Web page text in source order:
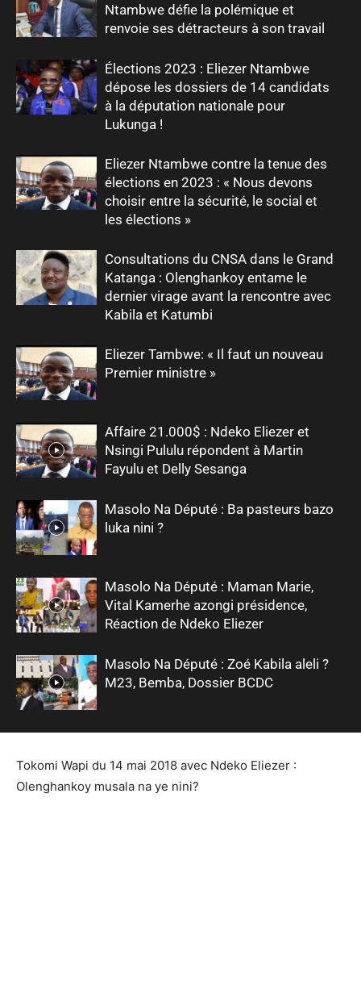
Ntambwe défie la polémique et
renvoie ses détracteurs à son travail
Élections 2023 : Eliezer Ntambwe
dépose les dossiers de 14 candidats
à la députation nationale pour
Lukunga !
Eliezer Ntambwe contre la tenue des
élections en 2023 : « Nous devons
choisir entre la sécurité, le social et
les élections »
Consultations du CNSA dans le Grand
Katanga : Olenghankoy entame le
dernier virage avant la rencontre avec
Kabila et Katumbi
Eliezer Tambwe: « Il faut un nouveau
Premier ministre »
Affaire 21.000$ : Ndeko Eliezer et
Nsingi Pululu répondent à Martin
Fayulu et Delly Sesanga
Masolo Na Député : Ba pasteurs bazo
luka nini ?
Masolo Na Député : Maman Marie,
Vital Kamerhe azongi présidence,
Réaction de Ndeko Eliezer
Masolo Na Député : Zoé Kabila aleli ?
M23, Bemba, Dossier BCDC
Tokomi Wapi du 14 mai 2018 avec Ndeko Eliezer :
Olenghankoy musala na ye nini?